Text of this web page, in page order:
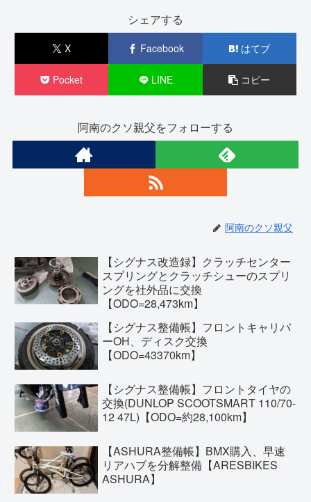
シェアする
X Facebook はてブ
Pocket LINE コピー
阿南のクソ親父をフォローする
阿南のクソ親父
【シグナス改造録】クラッチセンター
スプリングとクラッチシューのスプリ
ングを社外品に交換
【ODO=28,473km】
【シグナス整備帳】フロントキャリパ
ーOH、ディスク交換
【ODO=43370km】
【シグナス整備帳】フロントタイヤの
交換(DUNLOP SCOOTSMART 110/70-
12 47L)【ODO=約28,100km】
【ASHURA整備帳】BMX購入、早速
リアハブを分解整備【ARESBIKES
ASHURA】